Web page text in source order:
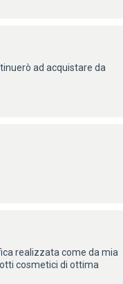
ad acquistare da
realizzata come da mia
cosmetici di ottima